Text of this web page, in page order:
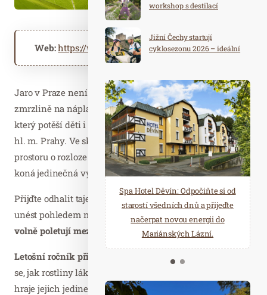
Web:https://www.botanicka.cz
Jaro v Praze není jen o rozkvétajících parcích a první
zmrzlině na náplavce. Pokud hledáte nevšední zážitek,
který potěší děti i dospělé, zamiřte do Botanické zahrady
hl. m. Prahy. Ve skleníkuFata Morgana, unikátním
prostoru o rozloze 1750 m², seod 11. dubna do 25. května
koná jedinečná výstavaMotýli: Kouzlo přitažlivosti.
Přijďte odhalit tajemství přírodní svůdnosti a nechte se
unést pohledem na
stovky exotických motýlů, kteří zde
volně poletují mezi tropickými rostlinami.
Letošní ročník přináší fascinující téma vábení
se, jak rostliny lákají tyto okřídlené krasavce a jakou roli
hraje jejich jedinečné zbarvení v přírodním ekosystému.
workshop s destilací
Jižní Čechy startují
cyklosezonu 2026 – ideální
Spa Hotel Děvín: Odpočiňte si od
starostí všedních dnů a přijeďte
načerpat novou energii do
Mariánských Lázní.
Saunový ráj Holice: Odpočinek a
relaxace v oáze klidu a pohody.
Několik druhů saun a různé
možnosti ochlazení.